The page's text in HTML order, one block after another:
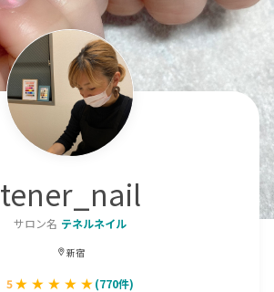
tener_nail
サロン名 テネルネイル
新宿
5 (770件)